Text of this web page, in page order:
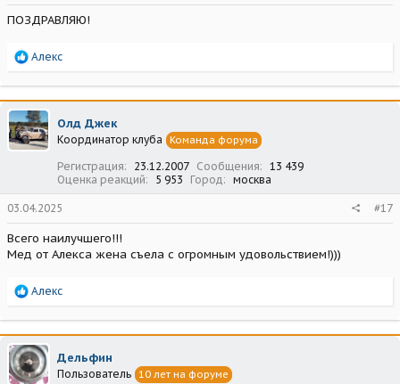
ПОЗДРАВЛЯЮ!
Р
а
к
ц
и
и
Алекс
Олд Джек
Координатор клуба Команда форума
Регистрация 23.12.2007 Сообщения
13 439
Оценка реакций
5 953 Город москва
03.04.2025 #17
Всего наилучшего!!!
Мед от Алекса жена съела с огромным удовольствием!)))
Р
а
к
ц
и
и
Алекс
Дельфин
Пользователь 10 лет на форуме